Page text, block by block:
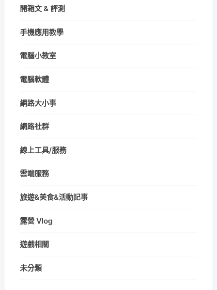
開箱文 & 評測
手機應用教學
電腦小教室
電腦軟體
網路大小事
網路社群
線上工具/服務
雲端服務
旅遊&美食&活動記事
露營 Vlog
遊戲相關
未分類